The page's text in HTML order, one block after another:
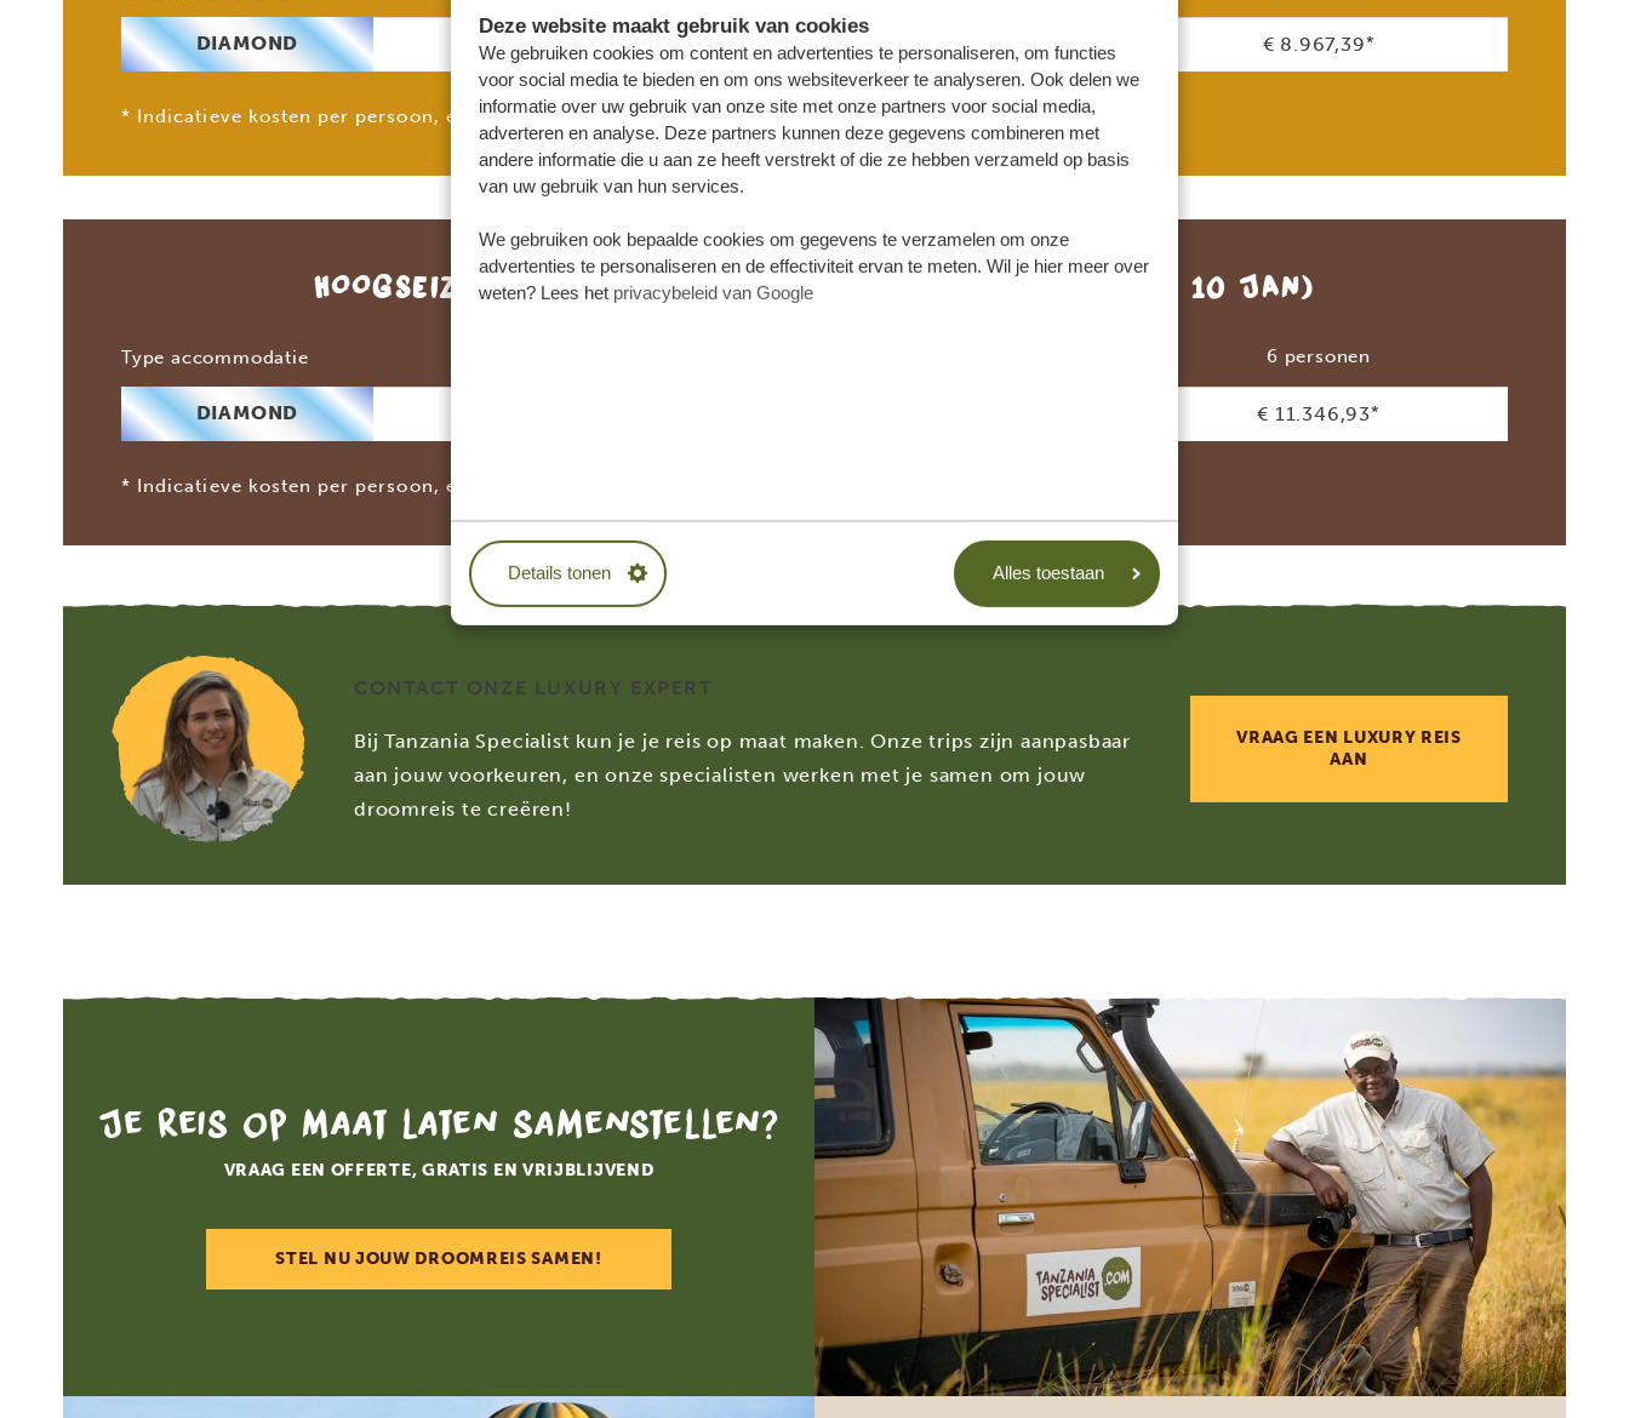
Deze website maakt gebruik van cookies
We gebruiken cookies om content en advertenties te personaliseren, om functies
voor social media te bieden en om ons websiteverkeer te analyseren. Ook delen we
informatie over uw gebruik van onze site met onze partners voor social media,
adverteren en analyse. Deze partners kunnen deze gegevens combineren met
andere informatie die u aan ze heeft verstrekt of die ze hebben verzameld op basis
van uw gebruik van hun services.
We gebruiken ook bepaalde cookies om gegevens te verzamelen om onze
advertenties te personaliseren en de effectiviteit ervan te meten. Wil je hier meer over
weten? Lees het privacybeleid van Google
Details tonen Alles toestaan
DIAMOND € 10.127,57 € 9.242,48 € 8.967,39*
* Indicatieve kosten per persoon, exclusief internationale vliegtickets
HOOGSEIZOEN(JULI + AUGUSTUS + SEPTEMBER + 20 DEC - 10 JAN)
Type accommodatie 6 personen
DIAMOND € 11.346,93*
* Indicatieve kosten per persoon, exclusief internationale vliegtickets
CONTACT ONZE LUXURY EXPERT
Bij Tanzania Specialist kun je je reis op maat maken. Onze trips zijn aanpasbaar
aan jouw voorkeuren, en onze specialisten werken met je samen om jouw
droomreis te creëren!
VRAAG EEN LUXURY REIS
AAN
Je reis op maat laten samenstellen?
VRAAG EEN OFFERTE, GRATIS EN VRIJBLIJVEND
STEL NU JOUW DROOMREIS SAMEN!